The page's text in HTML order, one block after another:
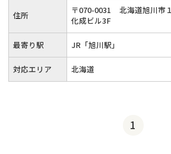
住所 〒070-0031
北海道旭川市
化成ビル3F
最寄り駅 JR「旭川駅」
対応エリア 北海道
1